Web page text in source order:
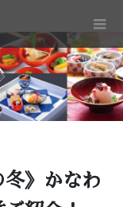
冬》かなわ